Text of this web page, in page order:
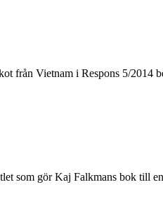
från Vietnam i Respons 5/2014
som gör Kaj Falkmans bok till